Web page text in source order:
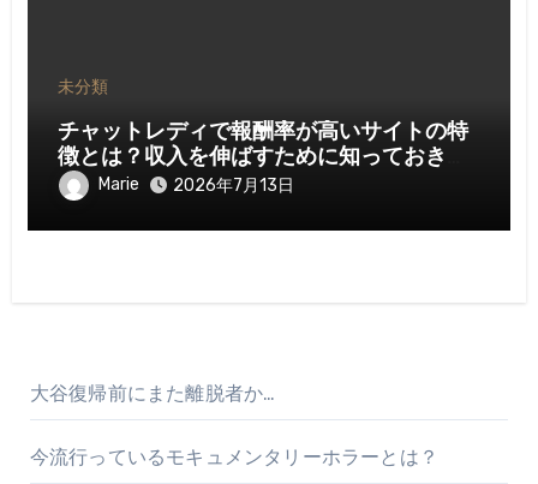
未分類
チャットレディで報酬率が高いサイトの特
徴とは？収入を伸ばすために知っておきた
いポイント
Marie 2026年7月13日
大谷復帰前にまた離脱者か…
今流行っているモキュメンタリーホラーとは？